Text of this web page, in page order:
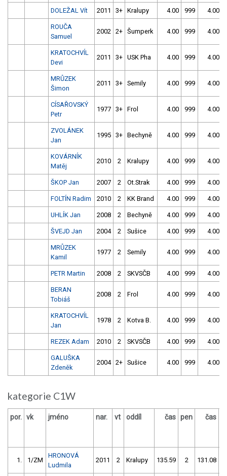
DOLEŽAL Vít 2011 3+ Kralupy 4.00 999 4.00
ROUČA
Samuel
2002 2+ Šumperk 4.00 999 4.00
KRATOCHVÍL
Devi
2011 3+ USK Pha 4.00 999 4.00
MRŮZEK
Šimon
2011 3+ Semily 4.00 999 4.00
CÍSAŘOVSKÝ
Petr
1977 3+ Frol 4.00 999 4.00
ZVOLÁNEK
Jan
1995 3+ Bechyně 4.00 999 4.00
KOVÁRNÍK
Matěj
2010 2 Kralupy 4.00 999 4.00
ŠKOP Jan 2007 2 Ot.Strak 4.00 999 4.00
FOLTÍN Radim 2010 2 KK Brand 4.00 999 4.00
UHLÍK Jan 2008 2 Bechyně 4.00 999 4.00
ŠVEJD Jan 2004 2 Sušice 4.00 999 4.00
MRŮZEK
Kamil
1977 2 Semily 4.00 999 4.00
PETR Martin 2008 2 SKVSČB 4.00 999 4.00
BERAN
Tobiáš
2008 2 Frol 4.00 999 4.00
KRATOCHVÍL
Jan
1978 2 Kotva B. 4.00 999 4.00
REZEK Adam 2010 2 SKVSČB 4.00 999 4.00
GALUŠKA
Zdeněk
2004 2+ Sušice 4.00 999 4.00
kategorie C1W
por. vk jméno nar. vt oddíl čas pen čas
1. 1/ZM
HRONOVÁ
Ludmila
2011 2 Kralupy 135.59 2 131.08